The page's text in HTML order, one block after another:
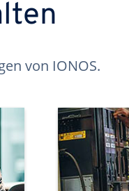
von IONOS.